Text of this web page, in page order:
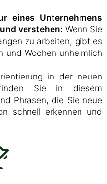
eines Unternehmens
verstehen: Wenn Sie
zu arbeiten, gibt es
und Wochen unheimlich
in der neuen
Sie in diesem
Phrasen, die Sie neue
schnell erkennen und